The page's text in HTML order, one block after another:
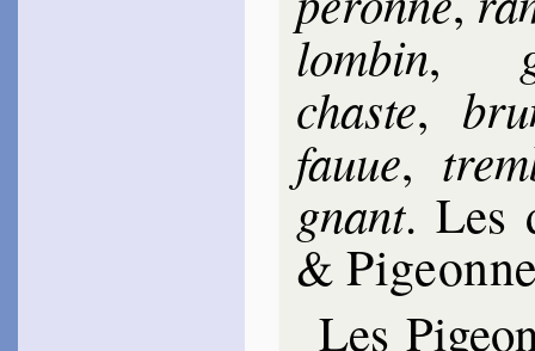
lom­bin,
chaste,
fauue,
gnant. Les
&
Les